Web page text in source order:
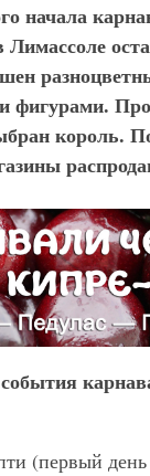
начала
Лимассоле
фигурами.
король.
(первый день